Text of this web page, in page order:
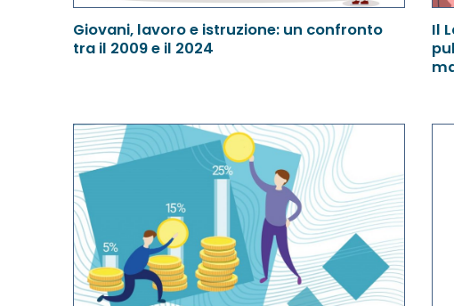
Giovani, lavoro e istruzione: un confronto
tra il 2009 e il 2024
Il